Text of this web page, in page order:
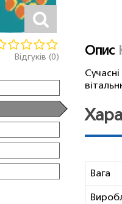
Відгуків (0) Опис
Вага